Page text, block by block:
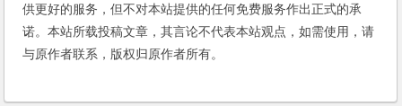
供更好的服务，但不对本站提供的任何免费服务作出正式的承
诺。本站所载投稿文章，其言论不代表本站观点，如需使用，请
与原作者联系，版权归原作者所有。